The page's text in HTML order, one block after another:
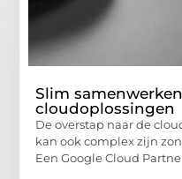
Slim
cloudoplossingen
De overstap naar de
kan ook complex zijn
Een Google Cloud